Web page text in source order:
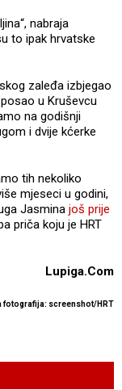
nabraja
to ipak hrvatske
zaleđa izbjegao
u Kruševcu
na godišnji
i dvije kćerke
tih nekoliko
mjeseci u godini,
Jasmina još prije
priča koju je HRT
Lupiga.Com
fotografija: screenshot/HRT